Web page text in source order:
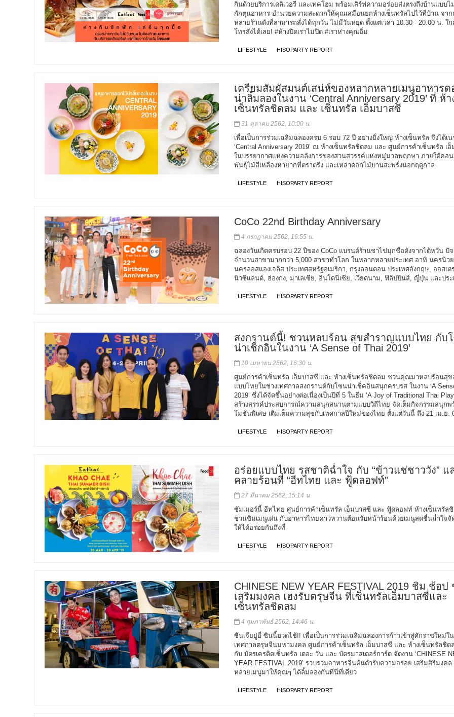
กินด้วยบริการเดลิเวอรี และเทคโฮม พร้อมเสิร์ฟความอร่อยส่งตรงถึงบ้านแบบไ
กักตุนอาหาร อำนวยความสะดวกให้คุณเสมือนยกห้างเซ็นทรัลไปไว้ที่บ้าน จาก
หลายร้านดังที่สามารถสั่งได้ทุกวัน ไม่มีวันหยุด ตั้งแต่เวลา 10.30 - 20.00 น. ใ
โทรสั่งได้เลย! #ห้างปิดเราไม่ปิด #เราห่างคุณอิ่ม
LIFESTYLE HISOPARTY REPORT
เตรียมสัมผัสมนต์เสน่ห์ของหลากหลายเมนูอาหารด
น่าลิ้มลองในงาน ‘Central Anniversary 2019’ ที่ ห้า
เซ็นทรัลชิดลม และ เซ็นทรัล เอ็มบาสซี
31 ตุลาคม 2562, 10:00 น.
เพื่อเป็นการร่วมเฉลิมฉลองครบ 6 รอบ 72 ปี อย่างยิ่งใหญ่ ห้างเซ็นทรัล จึงได้เ
‘Central Anniversary 2019’ ณ ห้างเซ็นทรัลชิดลม และ ศูนย์การค้าเซ็นทรัล เ
ในบรรยากาศแห่งความอลังการของสวนสวรรค์แห่งหมู่มวลพฤกษา ภายใต้คอน
พันธุ์ไม้สีเหลืองหายากที่ตราตรึง และเหล่าดอกไม้บานสะพรั่งนอกฤดูกาล
LIFESTYLE HISOPARTY REPORT
CoCo 22nd Birthday Anniversary
4 กรกฎาคม 2562, 16:55 น.
ฉลองวันเกิดครบรอบ 22 ปีของ CoCo แบรนด์ร้านชาไข่มุกชื่อดังจากไต้หวัน ปั
จำนวนสาขามากกว่า 5,000 สาขาทั่วโลก ในหลากหลายประเทศ อาทิ นครนิว
นครลอสแองเจลิส ประเทศสหรัฐอเมริกา, กรุงลอนดอน ประเทศอังกฤษ, ออสเต
นิวซีแลนด์, ฮ่องกง, มาเลเซีย, อินโดนีเซีย, เวียดนาม, ฟิลิปปินส์, ญี่ปุ่น และประ
LIFESTYLE HISOPARTY REPORT
สงกรานต์นี้! ชวนหลบร้อน สุขสำราญแบบไทย กับ
น่าเช็กอินในงาน ‘A Sense of Thai 2019’
10 เมษายน 2562, 16:30 น.
ศูนย์การค้าเซ็นทรัล เอ็มบาสซี และ ห้างเซ็นทรัลชิดลม ชวนคุณมาหลบร้อนสุ
แบบไทยในช่วงเทศกาลสงกรานต์กับโซนน่าเช็คอินสนุกครบรส ในงาน ‘A
2019’ ซึ่งได้จัดขึ้นอย่างต่อเนื่องเป็นปีที่ 5 ในธีม ‘A Joy of Traditional Thai
สร้างสรรค์ประสบการณ์ความสนุกสนานตามแบบวิถีไทย จัดเต็มกิจกรรมสนุกพ
โมชั่นพิเศษ เติมเต็มความสุขกับเทศกาลปีใหม่ของไทย ตั้งแต่วันนี้ ถึง 21 เม.ย.
LIFESTYLE HISOPARTY REPORT
อร่อยแบบไทย รสชาติฉ่ำใจ กับ “ข้าวแช่ชาววัง” แ
คลายร้อนที่ “อีทไทย และ ฟู้ดลอฟท์”
27 มีนาคม 2562, 15:14 น.
ซัมเมอร์นี้ อีทไทย ศูนย์การค้าเซ็นทรัล เอ็มบาสซี และ ฟู้ดลอฟท์ ห้างเซ็นทรัล
ชวนชิมเมนูเด่น กับอาหารไทยคาวหวานต้อนรับหน้าร้อนด้วยเมนูสดชื่นฉ่ำใจจั
ให้ได้อร่อยกันถึงที่
LIFESTYLE HISOPARTY REPORT
CHINESE NEW YEAR FESTIVAL 2019 ชิม ช้อป
เสริมมงคล เฮงรับตรุษจีน ที่เซ็นทรัลเอ็มบาสซี่และ
เซ็นทรัลชิดลม
4 กุมภาพันธ์ 2562, 14:46 น.
ซินเจียยู่อี่ ซินนี้ฮวดไช้!! เพื่อเป็นการร่วมเฉลิมฉลองการก้าวเข้าสู่ศักราชใหม่ใ
เทศกาลตรุษจีนมหามงคล ศูนย์การค้าเซ็นทรัล เอ็มบาสซี และ ห้างเซ็นทรัลชิด
กับ บัตรเครดิตเซ็นทรัล เดอะ วัน และ บัตรมาสเตอร์การ์ด จัดงาน ‘CHINESE
YEAR FESTIVAL 2019’ รวบรวมอาหารจีนต้นตำรับความอร่อย เสริมสิริมงค
หลายเมนูมาให้คุณๆ ได้ลิ้มลองกันที่นี่ที่เดียว
LIFESTYLE HISOPARTY REPORT